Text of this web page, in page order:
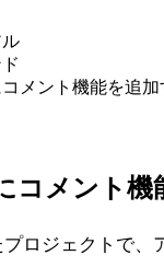
メント機能を追加
コメント機
ロジェクトで、